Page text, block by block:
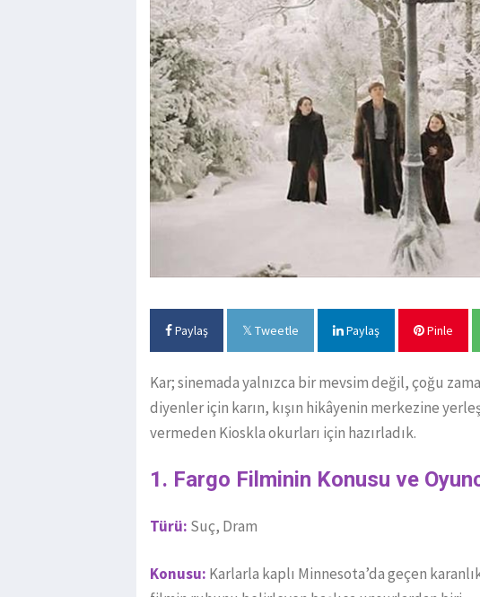
Paylaş Tweetle Paylaş Pinle
Kar; sinemada yalnızca bir mevsim değil, çoğu
diyenler için karın, kışın hikâyenin merkezine
vermeden Kioskla okurları için hazırladık.
1. Fargo Filminin Konusu ve
Türü: Suç, Dram
Konusu: Karlarla kaplı Minnesota’da geçen